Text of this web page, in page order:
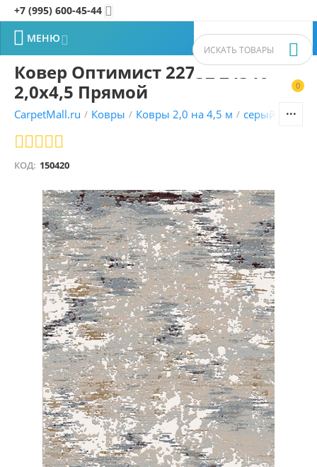
+7 (995) 600-45-44 
0


 МЕНЮ
Ковер Оптимист 22732 24346
2,0х4,5 Прямой
CarpetMall.ru / Ковры / Ковры 2,0 на 4,5 м / серый ковры
КОД: 150420